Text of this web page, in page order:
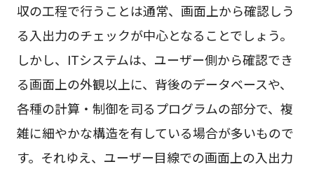
収の工程で行うことは通常、画面上から確認しう
る入出力のチェックが中心となることでしょう。
しかし、ITシステムは、ユーザー側から確認でき
る画面上の外観以上に、背後のデータベースや、
各種の計算・制御を司るプログラムの部分で、複
雑に細やかな構造を有している場合が多いもので
す。それゆえ、ユーザー目線での画面上の入出力